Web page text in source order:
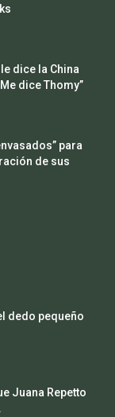
dice la China
dice Thomy”
para
de sus
dedo pequeño
Juana Repetto